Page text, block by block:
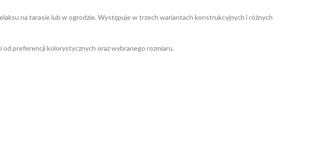
na tarasie lub w ogrodzie. Występuje w trzech wariantach konstrukcyjnych i różnych
od preferencji kolorystycznych oraz wybranego rozmiaru.